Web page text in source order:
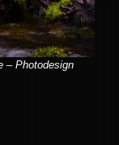
– Photodesign